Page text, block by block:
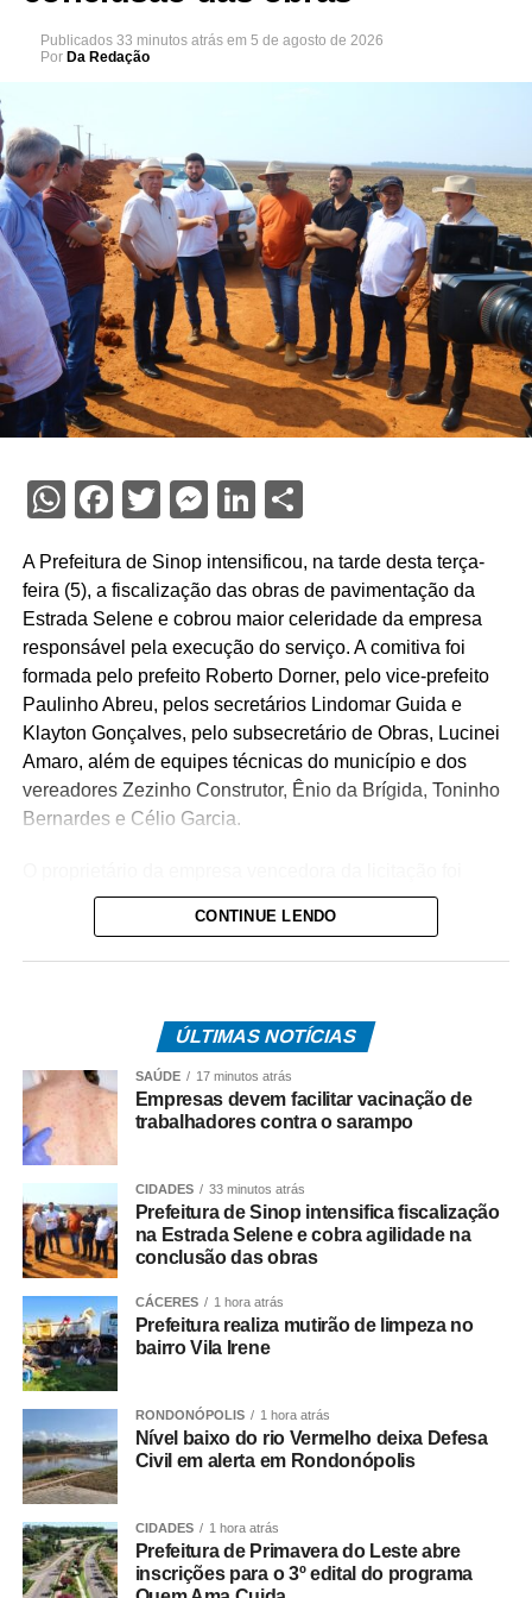
Publicados 33 minutos atrás em 5 de agosto de 2026
Por Da Redação
WhatsApp
Facebook
Twitter
Messenger
LinkedIn
Share
A Prefeitura de Sinop intensificou, na tarde desta terça-
feira (5), a fiscalização das obras de pavimentação da
Estrada Selene e cobrou maior celeridade da empresa
responsável pela execução do serviço. A comitiva foi
formada pelo prefeito Roberto Dorner, pelo vice-prefeito
Paulinho Abreu, pelos secretários Lindomar Guida e
Klayton Gonçalves, pelo subsecretário de Obras, Lucinei
Amaro, além de equipes técnicas do município e dos
vereadores Zezinho Construtor, Ênio da Brígida, Toninho
Bernardes e Célio Garcia.
convidado para acompanhar a vistoria, mas não
compareceu. Diante disso, a administração municipal e
os parlamentares decidiram convocá-lo para uma reunião
para a conclusão dos trabalhos.
A Estrada Selene é uma importante via de acesso às
comunidades rurais da região e desempenha papel
fundamental no escoamento da produção agrícola,
atendendo desde grandes produtores até agricultores
familiares.
A obra foi iniciada em 2024 e contempla a pavimentação
de 6,8 quilômetros, com investimento total de R$ 10,4
milhões. Desse valor, R$ 4,2 milhões são provenientes
de convênio firmado com o Governo do Estado de Mato
Grosso, articulado pelo deputado estadual Dilmar
Dal’Bosco em parceria com o vereador Célio Garcia.
Durante a visita, o prefeito Roberto Dorner demonstrou
insatisfação com a situação. “A empresa começou o
responsável para discutirmos esse problema aqui em
cima da estrada, onde está acontecendo a obra, e ele não
CONTINUE LENDO
ÚLTIMAS NOTÍCIAS
SAÚDE 17 minutos atrás
Empresas devem facilitar vacinação de
trabalhadores contra o sarampo
CIDADES 33 minutos atrás
Prefeitura de Sinop intensifica fiscalização
na Estrada Selene e cobra agilidade na
conclusão das obras
CÁCERES 1 hora atrás
Prefeitura realiza mutirão de limpeza no
bairro Vila Irene
RONDONÓPOLIS 1 hora atrás
Nível baixo do rio Vermelho deixa Defesa
Civil em alerta em Rondonópolis
CIDADES 1 hora atrás
Prefeitura de Primavera do Leste abre
inscrições para o 3º edital do programa